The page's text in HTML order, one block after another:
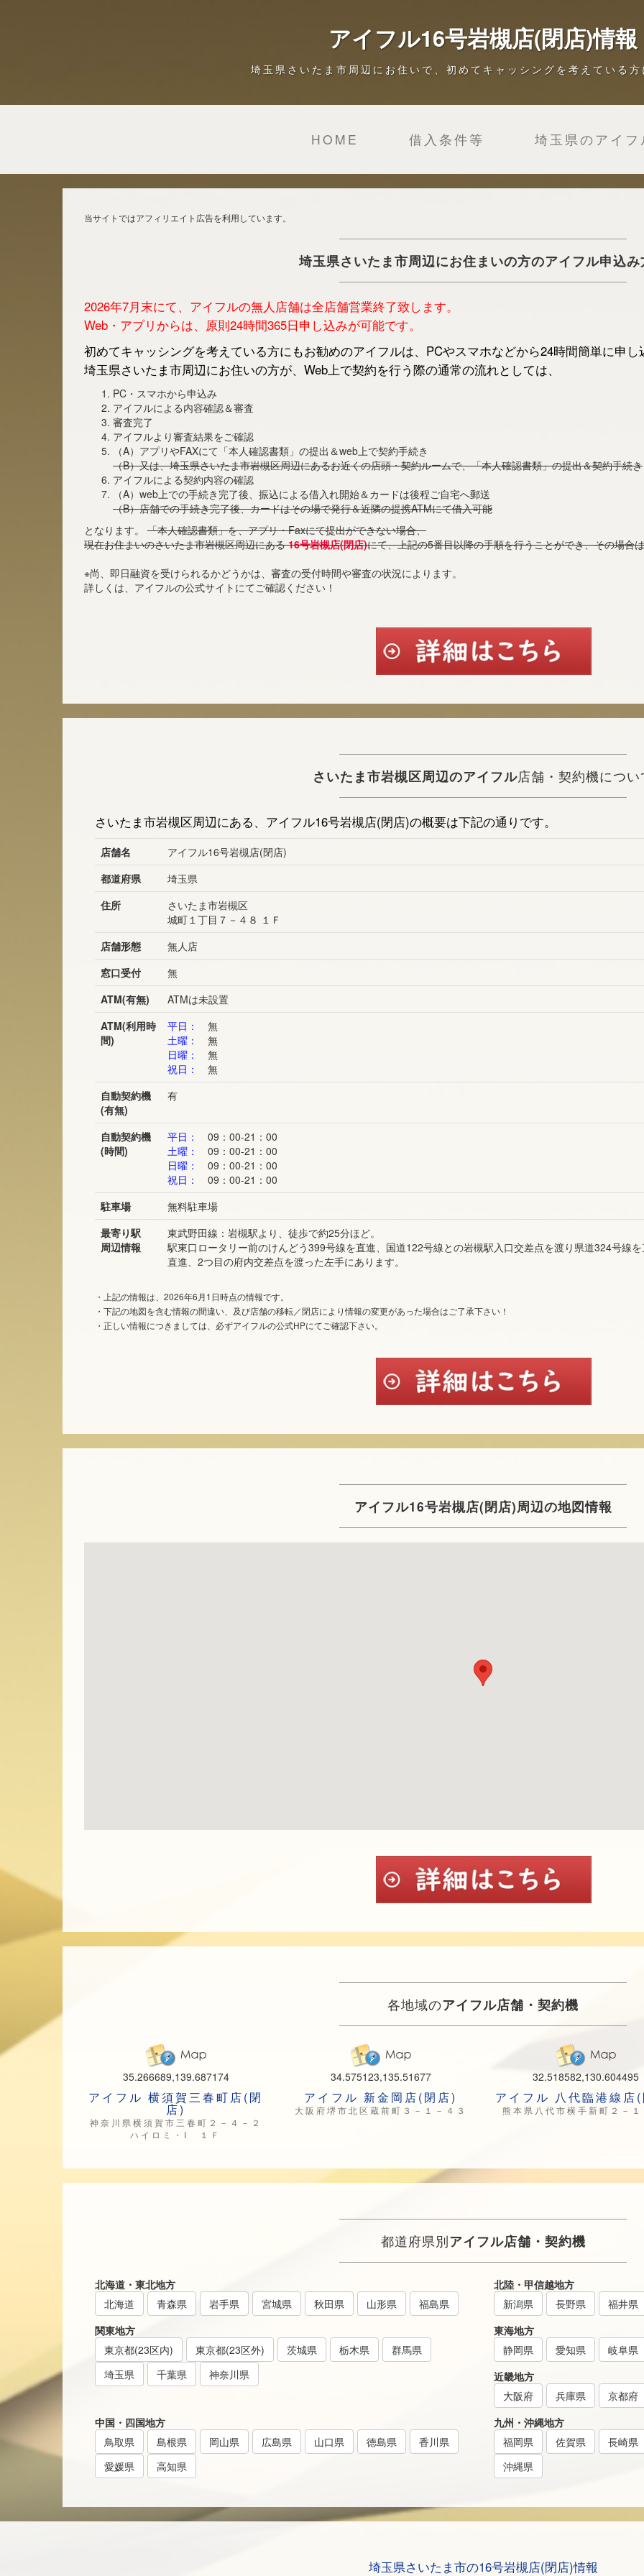
アイフル16号岩槻店(閉店)情報
埼玉県さいたま市周辺にお住いで、初めてキャッシングを考えている
HOME 借入条件等 埼玉県のアイフ
当サイトではアフィリエイト広告を利用しています。
埼玉県さいたま市周辺にお住まいの方のアイフル申込み
2026年7月末にて、アイフルの無人店舗は全店舗営業終了致します。
Web・アプリからは、原則24時間365日申し込みが可能です。
初めてキャッシングを考えている方にもお勧めのアイフルは、PCやスマホなどから24時間簡単に申
埼玉県さいたま市周辺にお住いの方が、Web上で契約を行う際の通常の流れとしては、
PC・スマホから申込み
アイフルによる内容確認＆審査
審査完了
アイフルより審査結果をご確認
（A）アプリやFAXにて「本人確認書類」の提出＆web上で契約手続き
（B）又は、埼玉県さいたま市岩槻区周辺にあるお近くの店頭・契約ルームで、「本人確認書類」の提出＆契約手続き
アイフルによる契約内容の確認
（A）web上での手続き完了後、振込による借入れ開始＆カードは後程ご自宅へ郵送
（B）店舗での手続き完了後、カードはその場で発行＆近隣の提携ATMにて借入可能
となります。 「本人確認書類」を、アプリ・Faxにて提出ができない場合、
現在お住まいのさいたま市岩槻区周辺にある16号岩槻店(閉店)にて、上記の5番目以降の手順を行うことができ、その場合
※尚、即日融資を受けられるかどうかは、審査の受付時間や審査の状況によります。
詳しくは、アイフルの公式サイトにてご確認ください！
さいたま市岩槻区周辺のアイフル店舗・契約機につい
さいたま市岩槻区周辺にある、アイフル16号岩槻店(閉店)の概要は下記の通りです。
店舗名
アイフル16号岩槻店(閉店)
都道府県
埼玉県
住所
さいたま市岩槻区
城町１丁目７－４８ １Ｆ
店舗形態
無人店
窓口受付
無
ATM(有無)
ATMは未設置
ATM(利用時
間)
平日：
無
土曜：
無
日曜：
無
祝日：
無
自動契約機
(有無)
有
自動契約機
(時間)
平日：
09：00-21：00
土曜：
09：00-21：00
日曜：
09：00-21：00
祝日：
09：00-21：00
駐車場
無料駐車場
最寄り駅
周辺情報
東武野田線：岩槻駅より、徒歩で約25分ほど。
駅東口ロータリー前のけんどう399号線を直進、国道122号線との岩槻駅入口交差点を渡り県道324号線
直進、2つ目の府内交差点を渡った左手にあります。
・上記の情報は、2026年6月1日時点の情報です。
・下記の地図を含む情報の間違い、及び店舗の移転／閉店により情報の変更があった場合はご了承下さい！
・正しい情報につきましては、必ずアイフルの公式HPにてご確認下さい。
アイフル16号岩槻店(閉店)周辺の地図情報
各地域のアイフル店舗・契約機
35.266689,139.687174
アイフル 横須賀三春町店(閉
店)
神奈川県横須賀市三春町２－４－２
ハイロミ・Ⅰ １Ｆ
34.575123,135.51677
アイフル 新金岡店(閉店)
大阪府堺市北区蔵前町３－１－４３
32.518582,130.604495
アイフル 八代臨港線店
熊本県八代市横手新町２－
都道府県別アイフル店舗・契約機
北海道・東北地方
北海道
青森県 岩手県 宮城県 秋田県 山形県 福島県
北陸・甲信越地方
新潟県
長野県
福井県
関東地方
東京都(23区内)
東京都(23区外) 茨城県 栃木県
群馬県
埼玉県
千葉県 神奈川県
東海地方
静岡県
愛知県
岐阜県
近畿地方
大阪府
兵庫県
京都府
中国・四国地方
鳥取県
島根県 岡山県 広島県 山口県 徳島県
香川県
愛媛県
高知県
九州・沖縄地方
福岡県
佐賀県
長崎県
沖縄県
埼玉県さいたま市の16号岩槻店(閉店)情報